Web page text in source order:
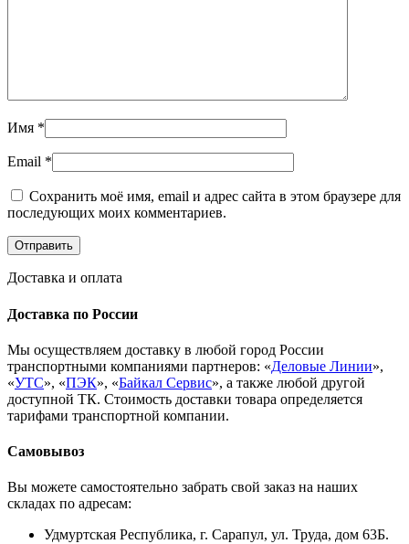
Имя *
Email *
Сохранить моё имя, email и адрес сайта в этом браузере для
последующих моих комментариев.
Доставка и оплата
Доставка по России
Мы осуществляем доставку в любой город России
транспортными компаниями партнеров: «Деловые Линии»,
«УТС», «ПЭК», «Байкал Сервис», а также любой другой
доступной ТК. Стоимость доставки товара определяется
тарифами транспортной компании.
Самовывоз
Вы можете самостоятельно забрать свой заказ на наших
складах по адресам:
Удмуртская Республика, г. Сарапул, ул. Труда, дом 63Б.